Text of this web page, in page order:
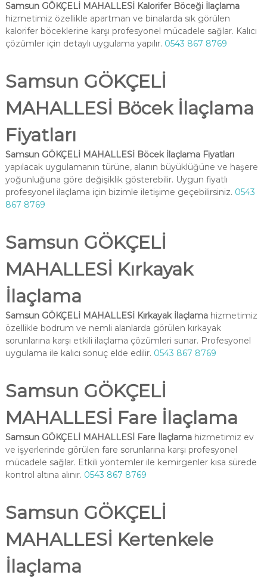
Samsun GÖKÇELİ MAHALLESİ Kalorifer Böceği İlaçlama
hizmetimiz özellikle apartman ve binalarda sık görülen
kalorifer böceklerine karşı profesyonel mücadele sağlar. Kalıcı
çözümler için detaylı uygulama yapılır. 0543 867 8769
Samsun GÖKÇELİ
MAHALLESİ Böcek İlaçlama
Fiyatları
Samsun GÖKÇELİ MAHALLESİ Böcek İlaçlama Fiyatları
yapılacak uygulamanın türüne, alanın büyüklüğüne ve haşere
yoğunluğuna göre değişiklik gösterebilir. Uygun fiyatlı
profesyonel ilaçlama için bizimle iletişime geçebilirsiniz. 0543
867 8769
Samsun GÖKÇELİ
MAHALLESİ Kırkayak
İlaçlama
Samsun GÖKÇELİ MAHALLESİ Kırkayak İlaçlamahizmetimiz
özellikle bodrum ve nemli alanlarda görülen kırkayak
sorunlarına karşı etkili ilaçlama çözümleri sunar. Profesyonel
uygulama ile kalıcı sonuç elde edilir. 0543 867 8769
Samsun GÖKÇELİ
MAHALLESİ Fare İlaçlama
Samsun GÖKÇELİ MAHALLESİ Fare İlaçlamahizmetimiz ev
ve işyerlerinde görülen fare sorunlarına karşı profesyonel
mücadele sağlar. Etkili yöntemler ile kemirgenler kısa sürede
kontrol altına alınır. 0543 867 8769
Samsun GÖKÇELİ
MAHALLESİ Kertenkele
İlaçlama